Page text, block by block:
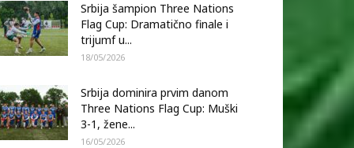
Srbija šampion Three Nations
Flag Cup: Dramatično finale i
trijumf u...
18/05/2026
Srbija dominira prvim danom
Three Nations Flag Cup: Muški
3-1, žene...
16/05/2026